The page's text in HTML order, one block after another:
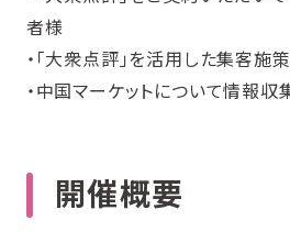
者様
・「大衆点評」を活用した集客施
・中国マーケットについて情報
開催概要